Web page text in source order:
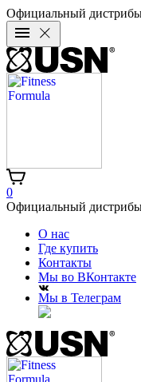
Официальный
0
Официальный
О нас
Где купить
Контакты
Мы во ВКонтакте
Мы в Телеграм